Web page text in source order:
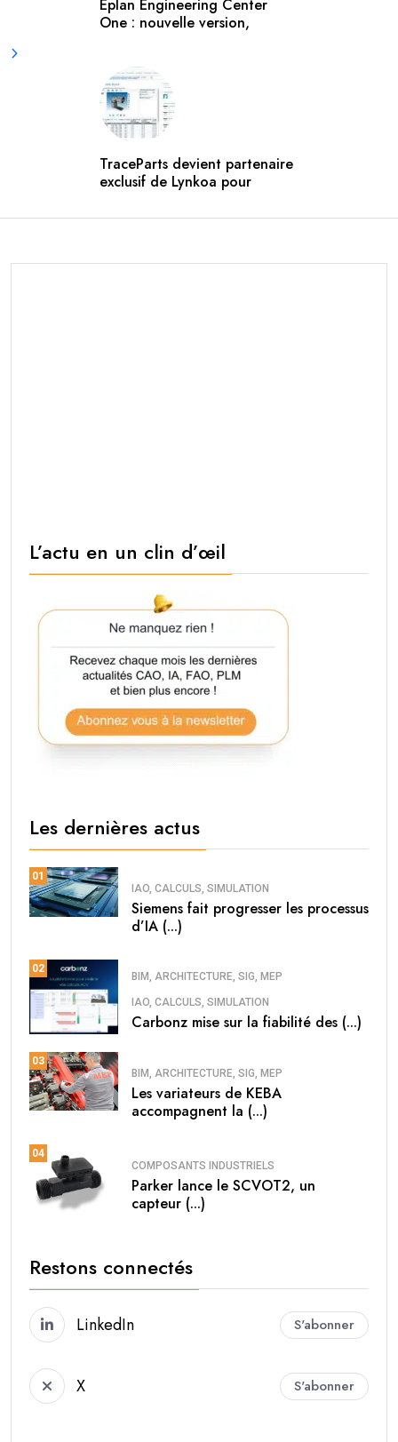
Eplan Engineering Center
One : nouvelle version,
TraceParts devient partenaire
exclusif de Lynkoa pour
L’actu en un clin d’œil
Les dernières actus
01
IAO, CALCULS, SIMULATION
Siemens fait progresser les processus
d’IA (...)
02
BIM, ARCHITECTURE, SIG, MEP
IAO, CALCULS, SIMULATION
Carbonz mise sur la fiabilité des (...)
03
BIM, ARCHITECTURE, SIG, MEP
Les variateurs de KEBA
accompagnent la (...)
04
COMPOSANTS INDUSTRIELS
Parker lance le SCVOT2, un
capteur (...)
Restons connectés
LinkedIn S'abonner
X S'abonner